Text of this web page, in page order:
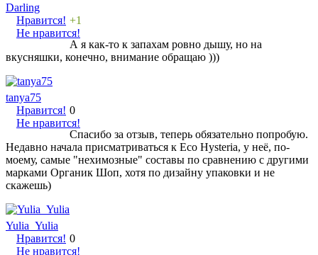
Darling
Нравится!
Не нравится!
+1
А я как-то к запахам ровно дышу, но на
вкусняшки, конечно, внимание обращаю )))
tanya75
Нравится!
Не нравится!
0
Спасибо за отзыв, теперь обязательно попробую.
Недавно начала присматриваться к Eco Hysteria, у неё, по-
моему, самые "нехимозные" составы по сравнению с другими
марками Органик Шоп, хотя по дизайну упаковки и не
скажешь)
Yulia_Yulia
Нравится!
Не нравится!
0